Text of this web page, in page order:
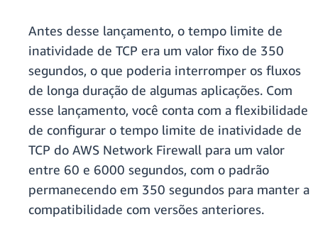
Antes desse lançamento, o tempo limite de
inatividade de TCP era um valor fixo de 350
segundos, o que poderia interromper os fluxos
de longa duração de algumas aplicações. Com
esse lançamento, você conta com a flexibilidade
de configurar o tempo limite de inatividade de
TCP do AWS Network Firewall para um valor
entre 60 e 6000 segundos, com o padrão
permanecendo em 350 segundos para manter a
compatibilidade com versões anteriores.